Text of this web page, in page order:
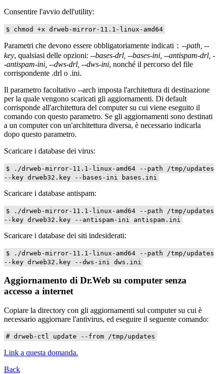
Consentire l'avvio dell'utility:
$ chmod +x drweb-mirror-11.1-linux-amd64
Parametri che devono essere obbligatoriamente indicati： --path, --
key, qualsiasi delle opzioni: --bases-drl, --bases-ini, --antispam-drl, -
-antispam-ini, --dws-drl, --dws-ini, nonché il percorso del file
corrispondente .drl o .ini.
Il parametro facoltativo --arch imposta l'architettura di destinazione
per la quale vengono scaricati gli aggiornamenti. Di default
corrisponde all'architettura del computer su cui viene eseguito il
comando con questo parametro. Se gli aggiornamenti sono destinati
a un computer con un'architettura diversa, è necessario indicarla
dopo questo parametro.
Scaricare i database dei virus:
$ ./drweb-mirror-11.1-linux-amd64 --path /tmp/updates
--key drweb32.key --bases-ini bases.ini
Scaricare i database antispam:
$ ./drweb-mirror-11.1-linux-amd64 --path /tmp/updates
--key drweb32.key --antispam-ini antispam.ini
Scaricare i database dei siti indesiderati:
$ ./drweb-mirror-11.1-linux-amd64 --path /tmp/updates
--key drweb32.key --dws-ini dws.ini
Aggiornamento di Dr.Web su computer senza
accesso a internet
Copiare la directory con gli aggiornamenti sul computer su cui è
necessario aggiornare l'antivirus, ed eseguire il seguente comando:
# drweb-ctl update --from /tmp/updates
Link a questa domanda.
Back